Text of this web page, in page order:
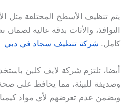
يتم تنظيف الأسطح المختلفة مثل
النوافذ، والأثاث بدقة عالية
كامل. شركة تنظيف سجاد في دبي
أيضا، تلتزم شركة لايف كلين
وصديقة للبيئة، مما يحافظ على
ويضمن عدم تعرضهم لأي مواد